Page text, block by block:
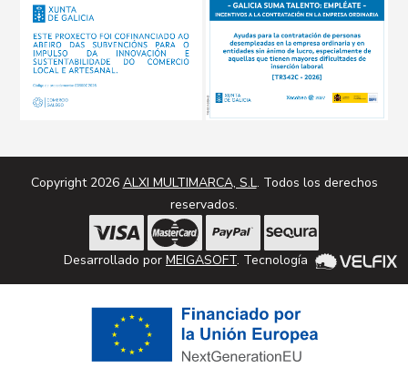
Copyright 2026 ALXI MULTIMARCA, S.L. Todos los derechos
reservados.
Desarrollado por MEIGASOFT. Tecnología